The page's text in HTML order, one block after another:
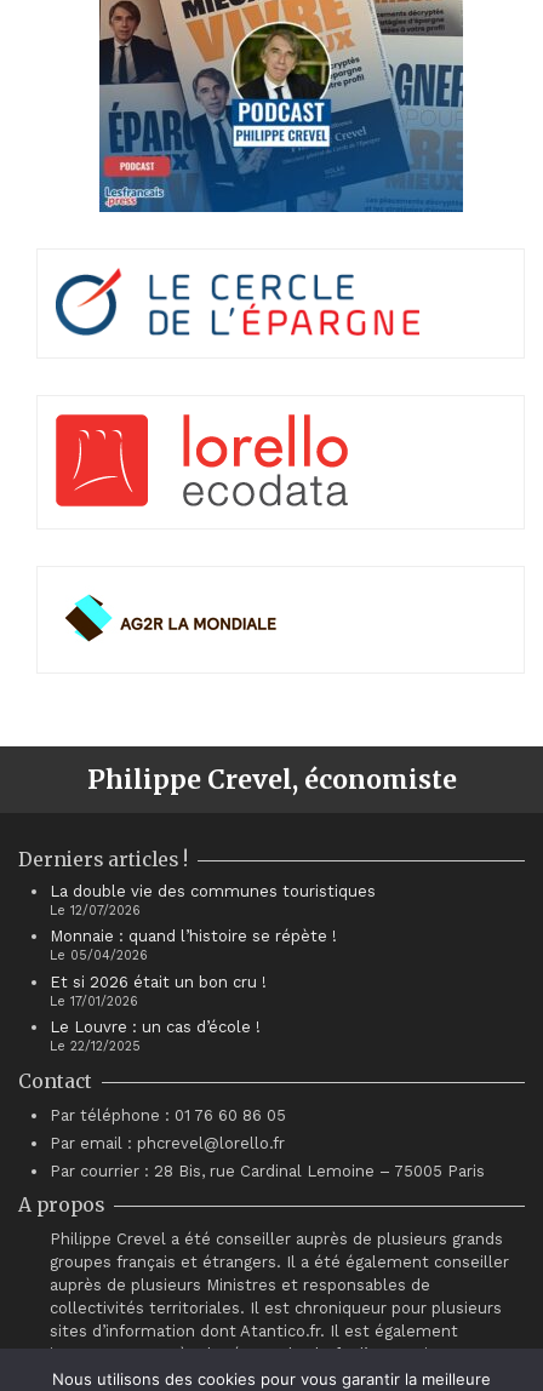
Philippe Crevel, économiste
Derniers articles !
La double vie des communes touristiques
Le 12/07/2026
Monnaie : quand l’histoire se répète !
Le 05/04/2026
Et si 2026 était un bon cru !
Le 17/01/2026
Le Louvre : un cas d’école !
Le 22/12/2025
Contact
Par téléphone : 01 76 60 86 05
Par email : phcrevel@lorello.fr
Par courrier : 28 Bis, rue Cardinal Lemoine – 75005 Paris
A propos
Philippe Crevel a été conseiller auprès de plusieurs grands
groupes français et étrangers. Il a été également conseiller
auprès de plusieurs Ministres et responsables de
collectivités territoriales. Il est chroniqueur pour plusieurs
sites d’information dont Atantico.fr. Il est également
intervenant auprès du réseau de chefs d’entreprises
“Association pour le Progrès du Management” (APM).
Nous utilisons des cookies pour vous garantir la meilleure